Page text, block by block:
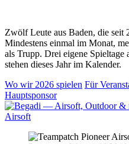
Zwölf Leute aus Baden, die seit
Mindestens einmal im Monat,
als Trupp. Drei eigene
stehen dieses Jahr im Kalender.
Wo wir 2026 spielen Für
Hauptsponsor